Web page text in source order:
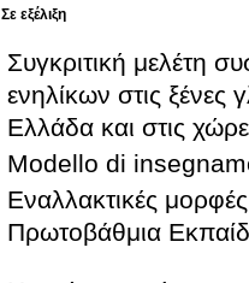
Σε εξέλιξη
Συγκριτική μελέτη
ενηλίκων στις
Ελλάδα και στις
Modello di
Εναλλακτικές
Πρωτοβάθμια